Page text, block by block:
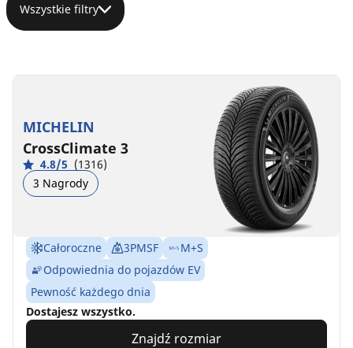
Wszystkie filtry
MICHELIN
CrossClimate 3
4.8/5 (1316)
3 Nagrody
Całoroczne 3PMSF
M+S
Odpowiednia do pojazdów EV
Pewność każdego dnia
Dostajesz wszystko.
Znajdź rozmiar